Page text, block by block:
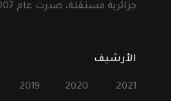
جزائرية مستقلة، صدرت عام 2007.
الأرشيف
2021
2020
2019